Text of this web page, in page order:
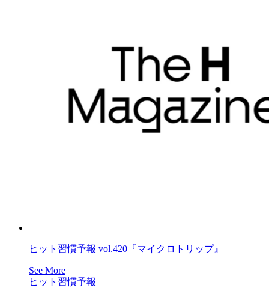
ヒット習慣予報 vol.420『マイクロトリップ』
See More
ヒット習慣予報